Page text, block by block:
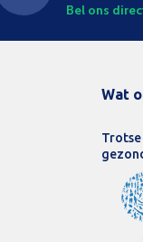
Bel ons
Wat
Trotse